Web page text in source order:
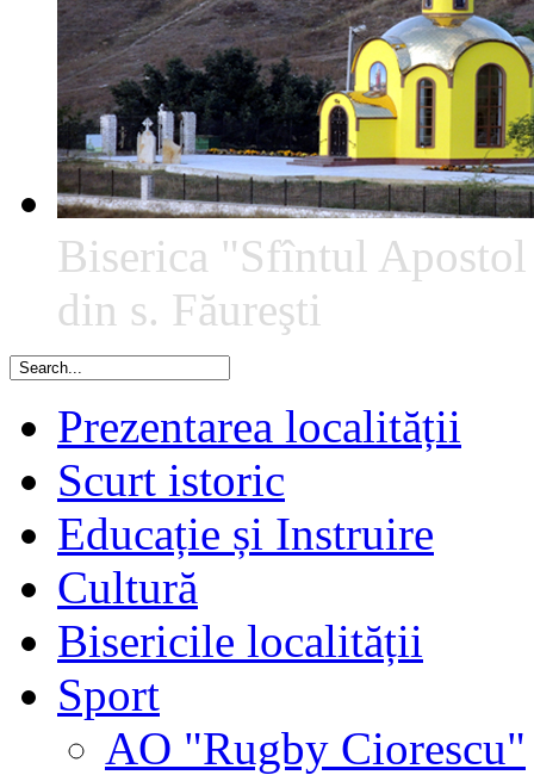
Biserica "Sfîntul
din s. Făureşti
Prezentarea localității
Scurt istoric
Educație și Instruire
Cultură
Bisericile localității
Sport
AO "Rugby Ciorescu"